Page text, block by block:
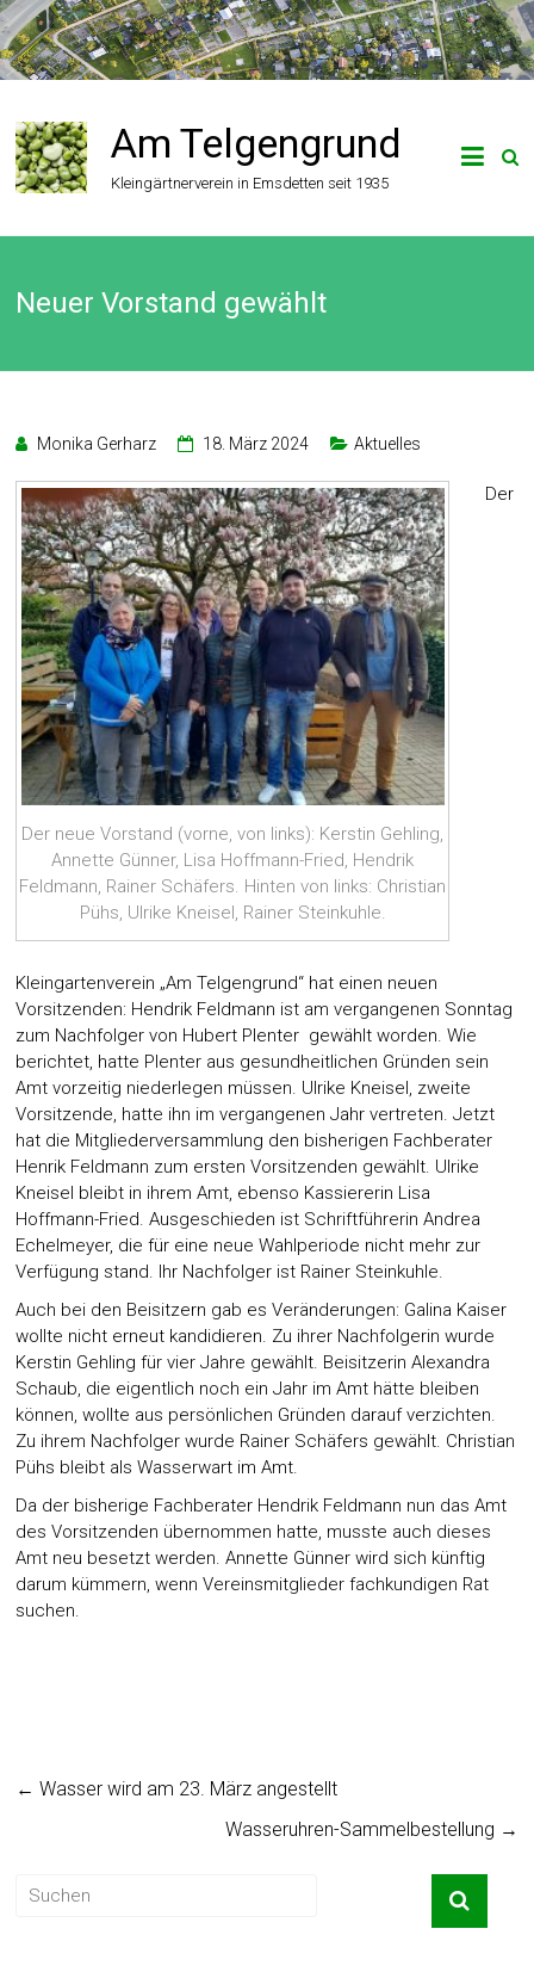
Zum
Inhalt
springen
Am Telgengrund
Kleingärtnerverein in Emsdetten seit 1935
Neuer Vorstand gewählt
Monika Gerharz 18. März 2024 Aktuelles
Der neue Vorstand (vorne, von links): Kerstin Gehling,
Annette Günner, Lisa Hoffmann-Fried, Hendrik
Feldmann, Rainer Schäfers. Hinten von links: Christian
Pühs, Ulrike Kneisel, Rainer Steinkuhle.
Der
Kleingartenverein „Am Telgengrund“ hat einen neuen
Vorsitzenden: Hendrik Feldmann ist am vergangenen Sonntag
zum Nachfolger von Hubert Plenter gewählt worden. Wie
berichtet, hatte Plenter aus gesundheitlichen Gründen sein
Amt vorzeitig niederlegen müssen. Ulrike Kneisel, zweite
Vorsitzende, hatte ihn im vergangenen Jahr vertreten. Jetzt
hat die Mitgliederversammlung den bisherigen Fachberater
Henrik Feldmann zum ersten Vorsitzenden gewählt. Ulrike
Kneisel bleibt in ihrem Amt, ebenso Kassiererin Lisa
Hoffmann-Fried. Ausgeschieden ist Schriftführerin Andrea
Echelmeyer, die für eine neue Wahlperiode nicht mehr zur
Verfügung stand. Ihr Nachfolger ist Rainer Steinkuhle.
Auch bei den Beisitzern gab es Veränderungen: Galina Kaiser
wollte nicht erneut kandidieren. Zu ihrer Nachfolgerin wurde
Kerstin Gehling für vier Jahre gewählt. Beisitzerin Alexandra
Schaub, die eigentlich noch ein Jahr im Amt hätte bleiben
können, wollte aus persönlichen Gründen darauf verzichten.
Zu ihrem Nachfolger wurde Rainer Schäfers gewählt. Christian
Pühs bleibt als Wasserwart im Amt.
Da der bisherige Fachberater Hendrik Feldmann nun das Amt
des Vorsitzenden übernommen hatte, musste auch dieses
Amt neu besetzt werden. Annette Günner wird sich künftig
darum kümmern, wenn Vereinsmitglieder fachkundigen Rat
suchen.
← Wasser wird am 23. März angestellt
Wasseruhren-Sammelbestellung →